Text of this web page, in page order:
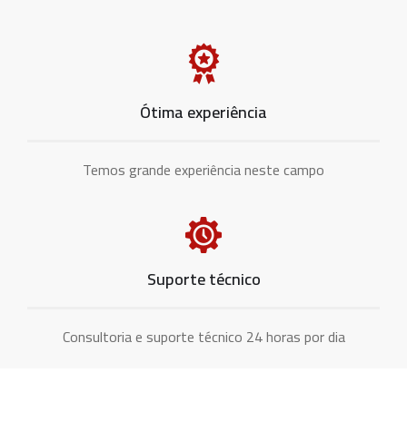
Ótima experiência
Temos grande experiência neste campo
Suporte técnico
Consultoria e suporte técnico 24 horas por dia